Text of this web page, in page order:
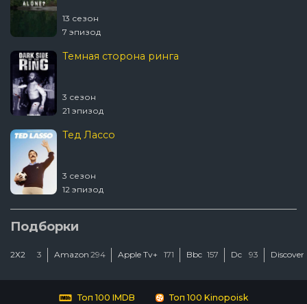
13 сезон
7 эпизод
Темная сторона ринга
3 сезон
21 эпизод
Тед Лассо
3 сезон
12 эпизод
Ковчег
2 сезон
Люди Икс ’97
Подборки
2Х2 3 Amazon 294 Apple Tv+ 171 Bbc 157 Dc 93
Топ 100 IMDB Топ 100 Kinopoisk